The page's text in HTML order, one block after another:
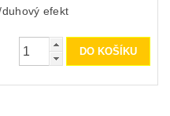
efekt